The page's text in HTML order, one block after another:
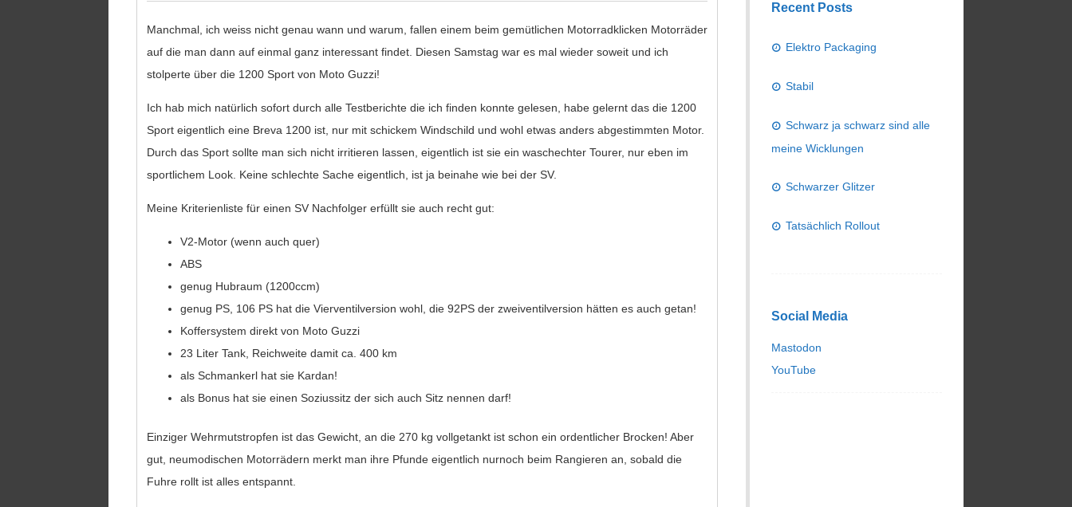
Manchmal, ich weiss nicht genau wann und warum, fallen einem beim gemütlichen Motorradklicken Motorräder
auf die man dann auf einmal ganz interessant findet. Diesen Samstag war es mal wieder soweit und ich
stolperte über die 1200 Sport von Moto Guzzi!
Ich hab mich natürlich sofort durch alle Testberichte die ich finden konnte gelesen, habe gelernt das die 1200
Sport eigentlich eine Breva 1200 ist, nur mit schickem Windschild und wohl etwas anders abgestimmten Motor.
Durch das Sport sollte man sich nicht irritieren lassen, eigentlich ist sie ein waschechter Tourer, nur eben im
sportlichem Look. Keine schlechte Sache eigentlich, ist ja beinahe wie bei der SV.
Meine Kriterienliste für einen SV Nachfolger erfüllt sie auch recht gut:
V2-Motor (wenn auch quer)
ABS
genug Hubraum (1200ccm)
genug PS, 106 PS hat die Vierventilversion wohl, die 92PS der zweiventilversion hätten es auch getan!
Koffersystem direkt von Moto Guzzi
23 Liter Tank, Reichweite damit ca. 400 km
als Schmankerl hat sie Kardan!
als Bonus hat sie einen Soziussitz der sich auch Sitz nennen darf!
Einziger Wehrmutstropfen ist das Gewicht, an die 270 kg vollgetankt ist schon ein ordentlicher Brocken! Aber
gut, neumodischen Motorrädern merkt man ihre Pfunde eigentlich nurnoch beim Rangieren an, sobald die
Fuhre rollt ist alles entspannt.
Recent Posts
Elektro Packaging
Stabil
Schwarz ja schwarz sind alle
meine Wicklungen
Schwarzer Glitzer
Tatsächlich Rollout
Social Media
Mastodon
YouTube